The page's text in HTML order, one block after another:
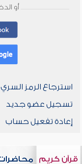
أو
استرجاع الرمز السري
تسجيل عضو جديد
إعادة تفعيل حساب
قرآن كريم